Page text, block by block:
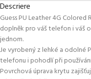
Descriere
Guess PU Leather 4G
doplněk pro váš telefon i váš
jednom.
Je vyrobený z lehké a odolné
telefonu i pohodlí při
Povrchová úprava krytu